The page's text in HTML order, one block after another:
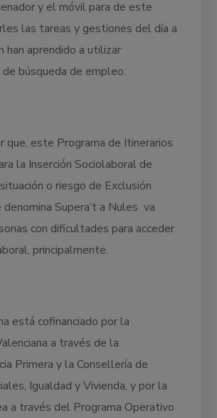
y el móvil para de este
las tareas y gestiones del día a
han aprendido a utilizar
búsqueda de empleo.
que, este Programa de Itinerarios
la Inserción Sociolaboral de
o riesgo de Exclusión
denomina Supera’t a Nules va
con dificultades para acceder
principalmente.
está cofinanciado por la
a través de la
Primera y la Consellería de
Igualdad y Vivienda, y por la
a través del Programa Operativo